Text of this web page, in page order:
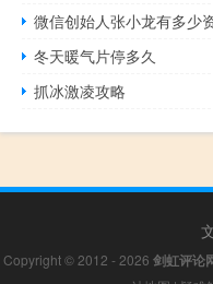
冬天暖气片停多久
抓冰激凌攻略
Copyright © 2012 - 2026 剑虹评论